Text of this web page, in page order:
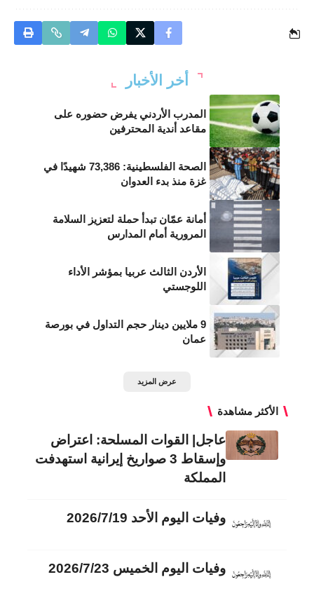
أخر الأخبار
المدرب الأردني يفرض حضوره على
مقاعد أندية المحترفين
الصحة الفلسطينية: 73,386 شهيدًا في
غزة منذ بدء العدوان
أمانة عمّان تبدأ حملة لتعزيز السلامة
المرورية أمام المدارس
الأردن الثالث عربيا بمؤشر الأداء
اللوجستي
9 ملايين دينار حجم التداول في بورصة
عمان
عرض المزيد
الأكثر مشاهدة
عاجل| القوات المسلحة: اعتراض
وإسقاط 3 صواريخ إيرانية استهدفت
المملكة
وفيات اليوم الأحد 2026/7/19
وفيات اليوم الخميس 2026/7/23